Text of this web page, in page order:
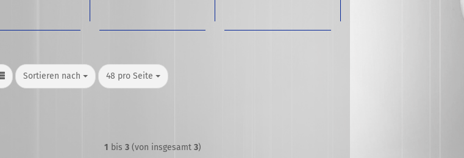
Sortieren nach
Sortieren nach 48 pro Seite
pro Seite
1 bis3 (von insgesamt3)